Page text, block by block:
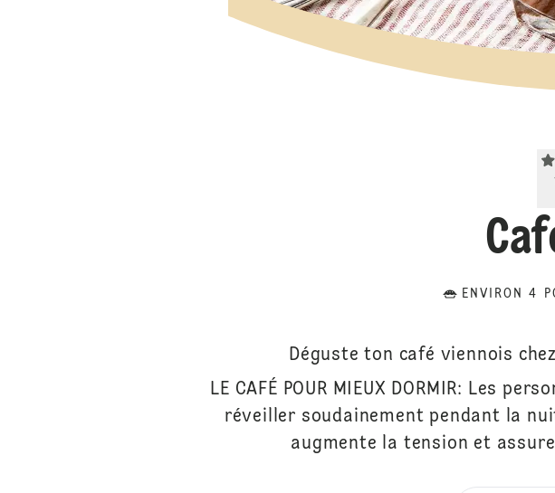
ENVIRON 4
Déguste ton café viennois
LE CAFÉ POUR MIEUX DORMIR: Les
réveiller soudainement pendant la
augmente la tension et